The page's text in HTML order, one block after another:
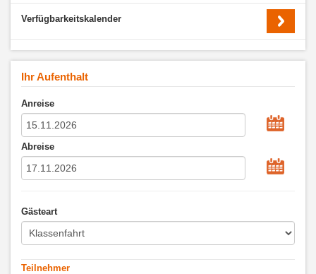
Verfügbarkeitskalender
Ihr Aufenthalt
Anreise
Abreise
Gästeart
Teilnehmer